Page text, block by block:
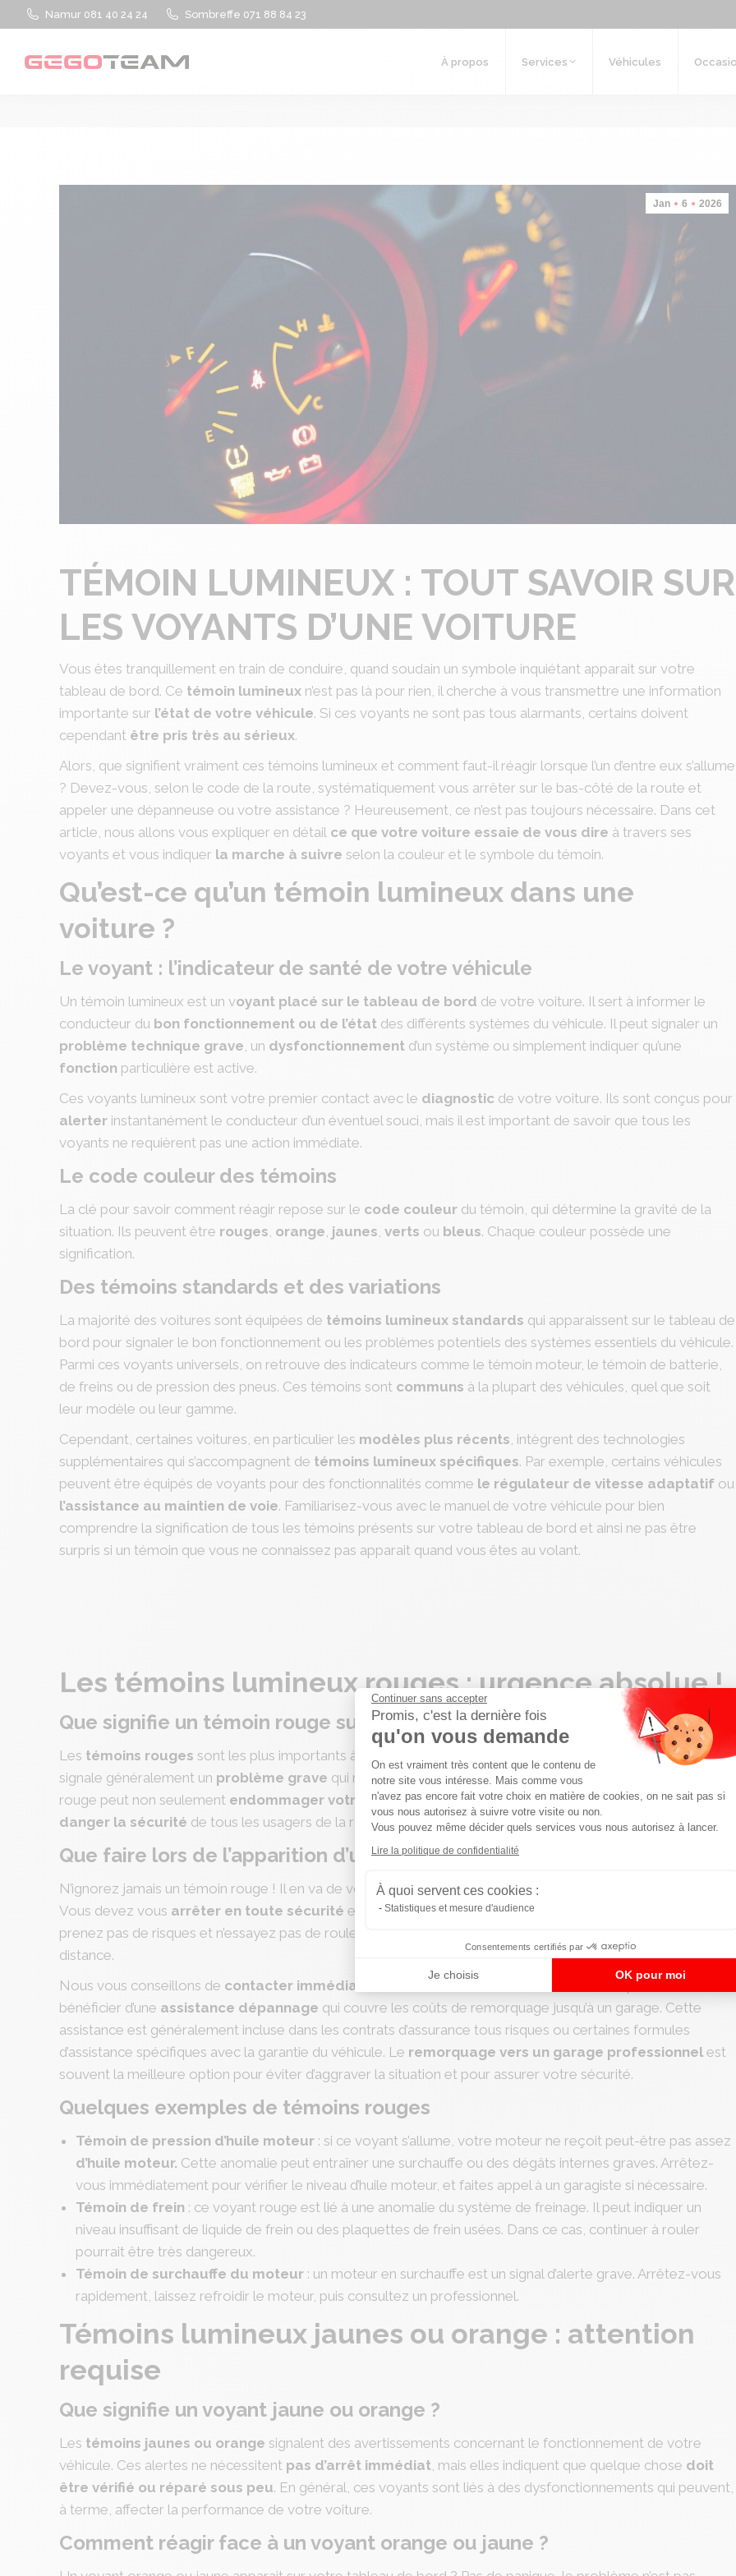
Namur 081 40 24 24 Sombreffe 071 88 84 23
À propos Services Véhicules
Jan 6 2026
TÉMOIN LUMINEUX : TOUT SAVOIR SUR
LES VOYANTS D’UNE VOITURE
Vous êtes tranquillement en train de conduire, quand soudain un symbole inquiétant apparait sur votre
tableau de bord. Ce témoin lumineux n’est pas là pour rien, il cherche à vous transmettre une information
importante sur l’état de votre véhicule. Si ces voyants ne sont pas tous alarmants, certains doivent
cependant être pris très au sérieux.
Alors, que signifient vraiment ces témoins lumineux et comment faut-il réagir lorsque l’un d’entre eux s’allume
? Devez-vous, selon le code de la route, systématiquement vous arrêter sur le bas-côté de la route et
appeler une dépanneuse ou votre assistance ? Heureusement, ce n’est pas toujours nécessaire. Dans cet
article, nous allons vous expliquer en détail ce que votre voiture essaie de vous dire à travers ses
voyants et vous indiquer la marche à suivre selon la couleur et le symbole du témoin.
Qu’est-ce qu’un témoin lumineux dans une
voiture ?
Le voyant : l’indicateur de santé de votre véhicule
Un témoin lumineux est un voyant placé sur le tableau de bord de votre voiture. Il sert à informer le
conducteur du bon fonctionnement ou de l’état des différents systèmes du véhicule. Il peut signaler un
problème technique grave , un dysfonctionnement d’un système ou simplement indiquer qu’une
fonction particulière est active.
Ces voyants lumineux sont votre premier contact avec le diagnostic de votre voiture. Ils sont conçus pour
alerter instantanément le conducteur d’un éventuel souci, mais il est important de savoir que tous les
voyants ne requièrent pas une action immédiate.
Le code couleur des témoins
La clé pour savoir comment réagir repose sur le code couleur du témoin, qui détermine la gravité de la
situation. Ils peuvent être rouges orange jaunes verts ou bleus. Chaque couleur possède une
signification.
Des témoins standards et des variations
La majorité des voitures sont équipées de témoins lumineux standards qui apparaissent sur le tableau de
bord pour signaler le bon fonctionnement ou les problèmes potentiels des systèmes essentiels du véhicule.
Parmi ces voyants universels, on retrouve des indicateurs comme le témoin moteur, le témoin de batterie,
de freins ou de pression des pneus. Ces témoins sont communs à la plupart des véhicules, quel que soit
leur modèle ou leur gamme.
Cependant, certaines voitures, en particulier les modèles plus récents , intègrent des technologies
supplémentaires qui s’accompagnent de témoins lumineux spécifiques. Par exemple, certains véhicules
peuvent être équipés de voyants pour des fonctionnalités comme le régulateur de vitesse adaptatif ou
l’assistance au maintien de voie. Familiarisez-vous avec le manuel de votre véhicule pour bien
comprendre la signification de tous les témoins présents sur votre tableau de bord et ainsi ne pas être
surpris si un témoin que vous ne connaissez pas apparait quand vous êtes au volant.
Les témoins lumineux rouges : urgence absolue !
Que signifie un témoin rouge sur le tableau de bord ?
Les témoins rouges sont les plus importants à surveiller. Lorsque l’un d’eux s’allume sur le tableau de bord, il
signale généralement un problème grave qui nécessite uneintervention immédiate
rouge peut non seulement endommager votre véhiculede manière irréversible, mais aussi mettre en
danger la sécurité de tous les usagers de la route.
Que faire lors de l’apparition d’un témoin rouge ?
N’ignorez jamais un témoin rouge ! Il en va de votre sécurité et de celle des autres usagers de la route !
Vous devez vous arrêter en toute sécurité et faire inspecter votre véhicule
prenez pas de risques et n’essayez pas de rouler avec un témoin rouge allumé, même sur une courte
distance.
Nous vous conseillons de contacter immédiatement votre
. Vous pourriez
bénéficier d’une assistance dépannage qui couvre les coûts de remorquage jusqu’à un garage. Cette
assistance est généralement incluse dans les contrats d’assurance tous risques ou certaines formules
d’assistance spécifiques avec la garantie du véhicule. Le remorquage vers un garage professionnel est
souvent la meilleure option pour éviter d’aggraver la situation et pour assurer votre sécurité.
Quelques exemples de témoins rouges
Témoin de pression d’huile moteur : si ce voyant s’allume, votre moteur ne reçoit peut-être pas assez
d’huile moteur. Cette anomalie peut entraîner une surchauffe ou des dégâts internes graves. Arrêtez-
vous immédiatement pour vérifier le niveau d’huile moteur, et faites appel à un garagiste si nécessaire.
Témoin de frein : ce voyant rouge est lié à une anomalie du système de freinage. Il peut indiquer un
niveau insuffisant de liquide de frein ou des plaquettes de frein usées. Dans ce cas, continuer à rouler
pourrait être très dangereux.
Témoin de surchauffe du moteur : un moteur en surchauffe est un signal d’alerte grave. Arrêtez-vous
rapidement, laissez refroidir le moteur, puis consultez un professionnel.
Témoins lumineux jaunes ou orange : attention
requise
Que signifie un voyant jaune ou orange ?
Les témoins jaunes ou orange signalent des avertissements concernant le fonctionnement de votre
véhicule. Ces alertes ne nécessitent pas d’arrêt immédiat , mais elles indiquent que quelque chose doit
être vérifié ou réparé sous peu. En général, ces voyants sont liés à des dysfonctionnements qui peuvent,
à terme, affecter la performance de votre voiture.
Comment réagir face à un voyant orange ou jaune ?
Continuer sans accepter
Promis, c'est la dernière fois
qu'on vous demande
Plateforme de Gestion du
On est vraiment très content que le contenu de
notre site vous intéresse. Mais comme vous
n'avez pas encore fait votre choix en matière de cookies, on ne sait pas si
vous nous autorisez à suivre votre visite ou non.
Vous pouvez même décider quels services vous nous autorisez à lancer.
Lire la politique de confidentialité
À quoi servent ces cookies :
Statistiques et mesure d'audience
Consentements certifiés par
Je choisis OK pour moi